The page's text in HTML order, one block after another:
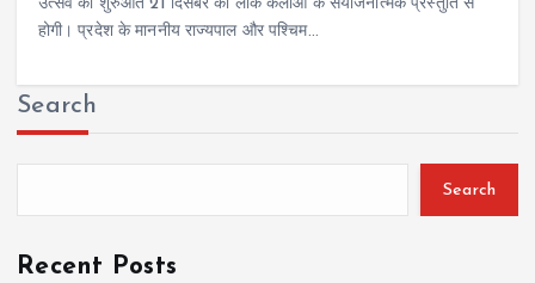
उत्सव की शुरुआत 21 दिसंबर को लोक कलाओं के संयोजनात्मक प्रस्तुति से
होगी। प्रदेश के माननीय राज्यपाल और पश्चिम…
Search
Search
Recent Posts